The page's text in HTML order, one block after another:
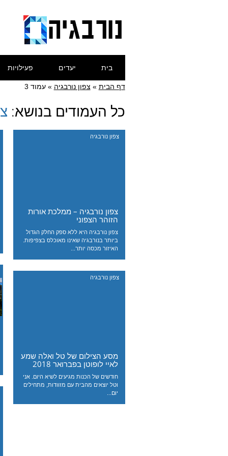
content
בית יעדים פעילויות
דף הבית » צפון נורבגיה »עמוד 3
כל העמודים בנושא:
צפון נורבגיה
צפון נורבגיה – ממלכת אורות
הזוהר הצפוני
צפון נורבגיה היא ללא ספק החלק הגדול
ביותר בנורבגיה שאינו מאוכלס בצפיפות.
האיזור מכסה יותר...
צפון נורבגיה
מסע הצילום של טל ואלה שמע
לאיי לופוטן בפברואר 2018
חודשים של הכנות מגיעים לשיא היום. אני
וטל יוצאים מהבית עם מזוודות, מתחילים
יום...